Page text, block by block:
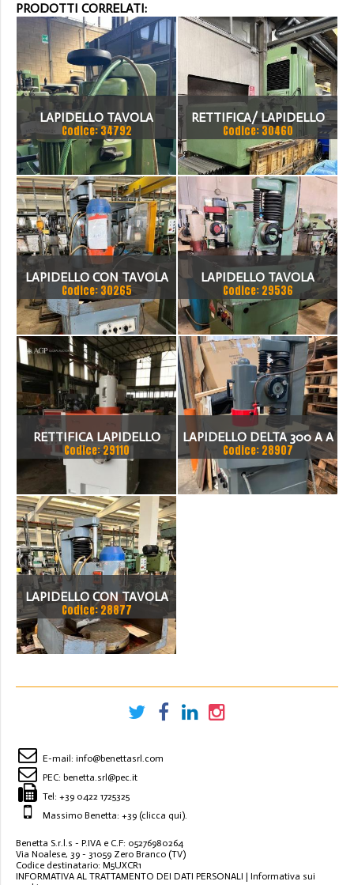
PRODOTTI CORRELATI:
LAPIDELLO TAVOLA
CIRCOLARE MCR 300
Codice: 34792
RETTIFICA/ LAPIDELLO
TAVOLA DIAMETRO
1000MM CORSA 1200MM
DA VERIFICARE ZOCCA
IDRO
Codice: 30460
LAPIDELLO CON TAVOLA
GIREVOLE
Codice: 30265
LAPIDELLO TAVOLA
GIREVOLE DELTA LC 400
Codice: 29536
RETTIFICA LAPIDELLO
FRAPS CON TAVOLA
ROTANTE
Codice: 29110
LAPIDELLO DELTA 300 A A
TAVOLA GIREVOLE
MANUALE DA 350MM
Codice: 28907
LAPIDELLO CON TAVOLA
GIREVOLE VAM 400
Codice: 28877
E-mail: info@benettasrl.com
PEC: benetta.srl@pec.it
Tel: +39 0422 1725325
Massimo Benetta: +39 (clicca qui).
Benetta S.r.l.s - P.IVA e C.F: 05276980264
Via Noalese, 39 - 31059 Zero Branco (TV)
Codice destinatario: M5UXCR1
INFORMATIVA AL TRATTAMENTO DEI DATI PERSONALI | Informativa sui